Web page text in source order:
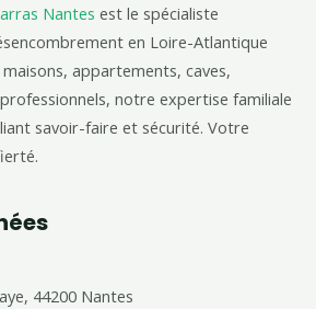
Nantes est le spécialiste
en Loire-Atlantique
appartements, caves,
notre expertise familiale
savoir-faire et sécurité. Votre
44200 Nantes